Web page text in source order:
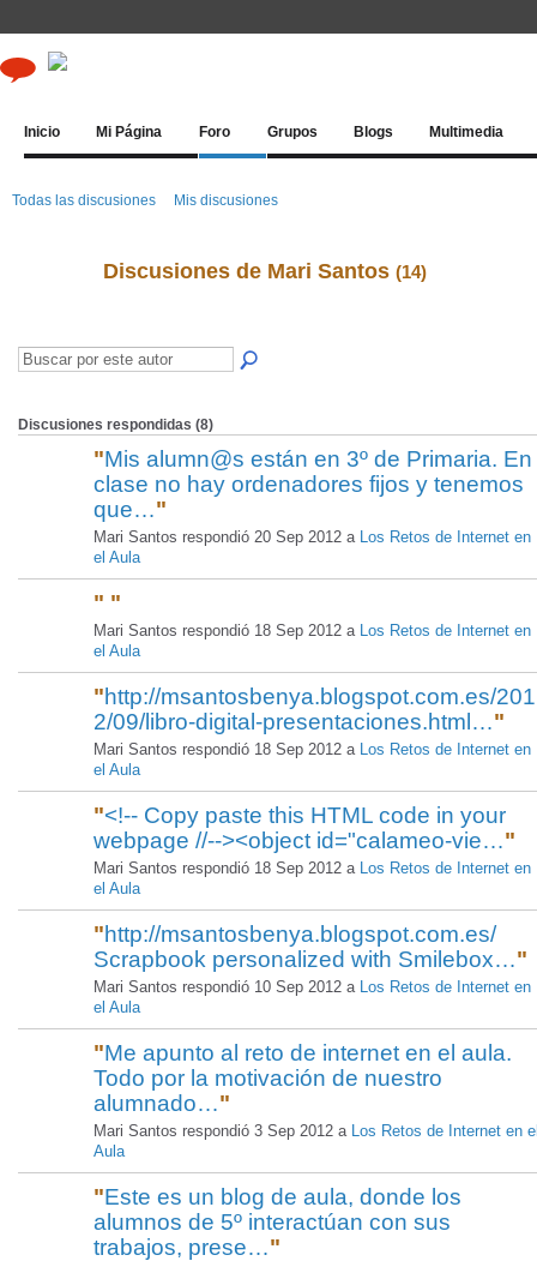
Inicio Mi Página Foro Grupos Blogs Multimedia
Todas las discusiones Mis discusiones
Discusiones de Mari Santos (14)
Discusiones respondidas (8)
"Mis alumn@s están en 3º de Primaria. En
clase no hay ordenadores fijos y tenemos
que…"
Mari Santos respondió 20 Sep 2012 a Los Retos de Internet en
el Aula
" "
Mari Santos respondió 18 Sep 2012 a Los Retos de Internet en
el Aula
"http://msantosbenya.blogspot.com.es/201
2/09/libro-digital-presentaciones.html…"
Mari Santos respondió 18 Sep 2012 a Los Retos de Internet en
el Aula
"<!-- Copy paste this HTML code in your
webpage //--><object id="calameo-vie…"
Mari Santos respondió 18 Sep 2012 a Los Retos de Internet en
el Aula
"http://msantosbenya.blogspot.com.es/
Scrapbook personalized with Smilebox…"
Mari Santos respondió 10 Sep 2012 a Los Retos de Internet en
el Aula
"Me apunto al reto de internet en el aula.
Todo por la motivación de nuestro
alumnado…"
Mari Santos respondió 3 Sep 2012 a Los Retos de Internet en
Aula
"Este es un blog de aula, donde los
alumnos de 5º interactúan con sus
trabajos, prese…"